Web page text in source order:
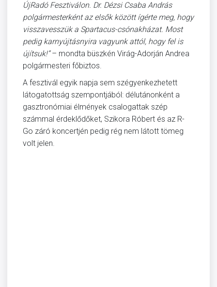
ÚjRadó Fesztiválon. Dr. Dézsi Csaba András
polgármesterként az elsők között ígérte meg, hogy
visszavesszük a Spartacus-csónakházat. Most
pedig karnyújtásnyira vagyunk attól, hogy fel is
újítsuk!”– mondta büszkén Virág-Adorján Andrea
polgármesteri főbiztos.
A fesztivál egyik napja sem szégyenkezhetett
látogatottság szempontjából: délutánonként a
gasztronómiai élmények csalogattak szép
számmal érdeklődőket, Szikora Róbert és az R-
Go záró koncertjén pedig rég nem látott tömeg
volt jelen.